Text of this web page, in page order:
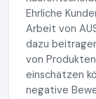
Ehrliche
Arbeit von
dazu
von
einschätzen
negative